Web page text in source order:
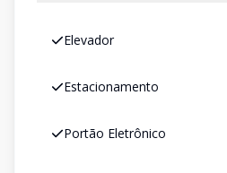
Elevador
Estacionamento
Portão Eletrônico